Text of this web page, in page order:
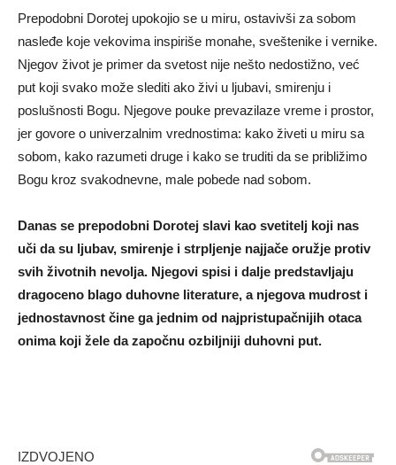
Prepodobni Dorotej upokojio se u miru, ostavivši za sobom
nasleđe koje vekovima inspiriše monahe, sveštenike i vernike.
Njegov život je primer da svetost nije nešto nedostižno, već
put koji svako može slediti ako živi u ljubavi, smirenju i
poslušnosti Bogu. Njegove pouke prevazilaze vreme i prostor,
jer govore o univerzalnim vrednostima: kako živeti u miru sa
sobom, kako razumeti druge i kako se truditi da se približimo
Bogu kroz svakodnevne, male pobede nad sobom.
Danas se prepodobni Dorotej slavi kao svetitelj koji nas
uči da su ljubav, smirenje i strpljenje najjače oružje protiv
svih životnih nevolja. Njegovi spisi i dalje predstavljaju
dragoceno blago duhovne literature, a njegova mudrost i
jednostavnost čine ga jednim od najpristupačnijih otaca
onima koji žele da započnu ozbiljniji duhovni put.